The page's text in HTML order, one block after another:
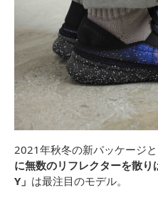
2021年秋冬の新パッケージと
に無数のリフレクターを散
Y」 は最注目のモデル。